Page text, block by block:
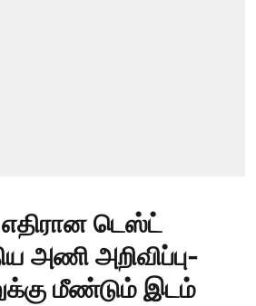
டெஸ்ட்
அணி அறிவிப்பு-
மீண்டும் இடம்